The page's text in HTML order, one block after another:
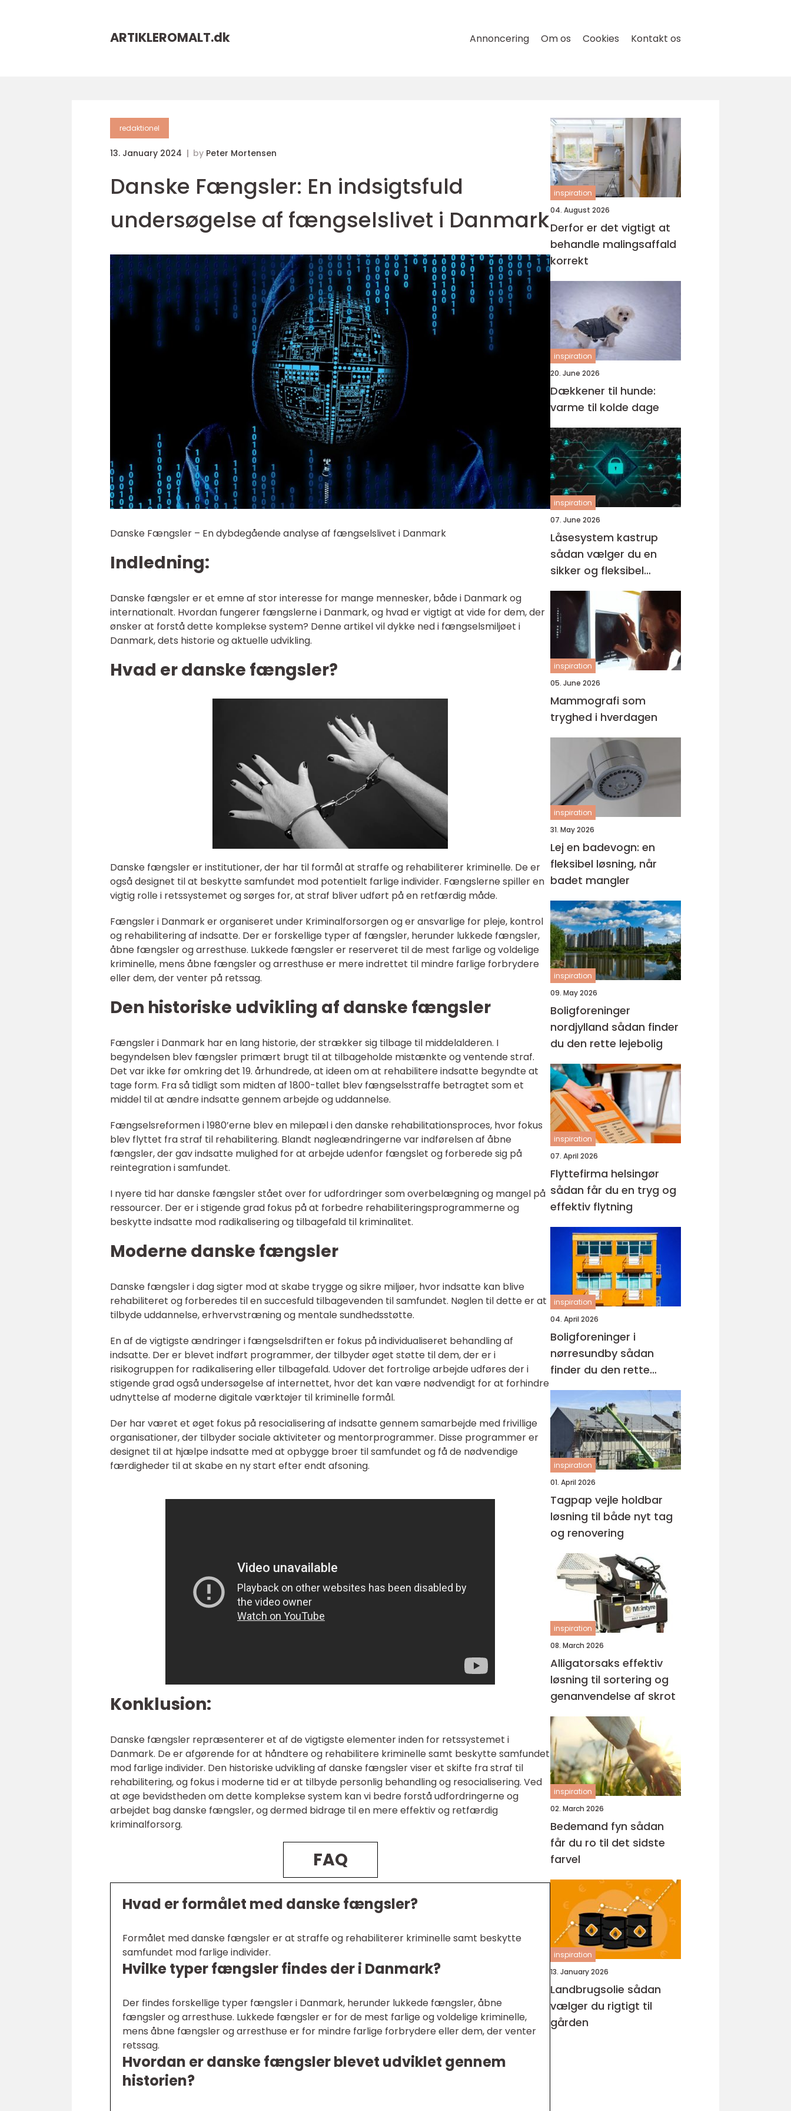
ARTIKLEROMALT.dk Annoncering Om os Cookies Kontakt os
redaktionel
13. January 2024 by Peter Mortensen
Danske Fængsler: En indsigtsfuld
undersøgelse af fængselslivet i Danmark
Danske Fængsler – En dybdegående analyse af fængselslivet i Danmark
Indledning:
Danske fængsler er et emne af stor interesse for mange mennesker, både i Danmark og
internationalt. Hvordan fungerer fængslerne i Danmark, og hvad er vigtigt at vide for dem, der
ønsker at forstå dette komplekse system? Denne artikel vil dykke ned i fængselsmiljøet i
Danmark, dets historie og aktuelle udvikling.
Hvad er danske fængsler?
Danske fængsler er institutioner, der har til formål at straffe og rehabiliterer kriminelle. De er
også designet til at beskytte samfundet mod potentielt farlige individer. Fængslerne spiller en
vigtig rolle i retssystemet og sørges for, at straf bliver udført på en retfærdig måde.
Fængsler i Danmark er organiseret under Kriminalforsorgen og er ansvarlige for pleje, kontrol
og rehabilitering af indsatte. Der er forskellige typer af fængsler, herunder lukkede fængsler,
åbne fængsler og arresthuse. Lukkede fængsler er reserveret til de mest farlige og voldelige
kriminelle, mens åbne fængsler og arresthuse er mere indrettet til mindre farlige forbrydere
eller dem, der venter på retssag.
Den historiske udvikling af danske fængsler
Fængsler i Danmark har en lang historie, der strækker sig tilbage til middelalderen. I
begyndelsen blev fængsler primært brugt til at tilbageholde mistænkte og ventende straf.
Det var ikke før omkring det 19. århundrede, at ideen om at rehabilitere indsatte begyndte at
tage form. Fra så tidligt som midten af 1800-tallet blev fængselsstraffe betragtet som et
middel til at ændre indsatte gennem arbejde og uddannelse.
Fængselsreformen i 1980’erne blev en milepæl i den danske rehabilitationsproces, hvor fokus
blev flyttet fra straf til rehabilitering. Blandt nøgleændringerne var indførelsen af åbne
fængsler, der gav indsatte mulighed for at arbejde udenfor fængslet og forberede sig på
reintegration i samfundet.
I nyere tid har danske fængsler stået over for udfordringer som overbelægning og mangel på
ressourcer. Der er i stigende grad fokus på at forbedre rehabiliteringsprogrammerne og
beskytte indsatte mod radikalisering og tilbagefald til kriminalitet.
Moderne danske fængsler
Danske fængsler i dag sigter mod at skabe trygge og sikre miljøer, hvor indsatte kan blive
rehabiliteret og forberedes til en succesfuld tilbagevenden til samfundet. Nøglen til dette er at
tilbyde uddannelse, erhvervstræning og mentale sundhedsstøtte.
En af de vigtigste ændringer i fængselsdriften er fokus på individualiseret behandling af
indsatte. Der er blevet indført programmer, der tilbyder øget støtte til dem, der er i
risikogruppen for radikalisering eller tilbagefald. Udover det fortrolige arbejde udføres der i
stigende grad også undersøgelse af internettet, hvor det kan være nødvendigt for at forhindre
udnyttelse af moderne digitale værktøjer til kriminelle formål.
Der har været et øget fokus på resocialisering af indsatte gennem samarbejde med frivillige
organisationer, der tilbyder sociale aktiviteter og mentorprogrammer. Disse programmer er
designet til at hjælpe indsatte med at opbygge broer til samfundet og få de nødvendige
færdigheder til at skabe en ny start efter endt afsoning.
Konklusion:
Danske fængsler repræsenterer et af de vigtigste elementer inden for retssystemet i
Danmark. De er afgørende for at håndtere og rehabilitere kriminelle samt beskytte samfundet
mod farlige individer. Den historiske udvikling af danske fængsler viser et skifte fra straf til
rehabilitering, og fokus i moderne tid er at tilbyde personlig behandling og resocialisering. Ved
at øge bevidstheden om dette komplekse system kan vi bedre forstå udfordringerne og
arbejdet bag danske fængsler, og dermed bidrage til en mere effektiv og retfærdig
kriminalforsorg.
FAQ
Hvad er formålet med danske fængsler?
Formålet med danske fængsler er at straffe og rehabiliterer kriminelle samt beskytte
samfundet mod farlige individer.
Hvilke typer fængsler findes der i Danmark?
Der findes forskellige typer fængsler i Danmark, herunder lukkede fængsler, åbne
fængsler og arresthuse. Lukkede fængsler er for de mest farlige og voldelige kriminelle,
mens åbne fængsler og arresthuse er for mindre farlige forbrydere eller dem, der venter
retssag.
Hvordan er danske fængsler blevet udviklet gennem
historien?
inspiration
04. August 2026
Derfor er det vigtigt at
behandle malingsaffald
korrekt
inspiration
20. June 2026
Dækkener til hunde:
varme til kolde dage
inspiration
07. June 2026
Låsesystem kastrup
sådan vælger du en
sikker og fleksibel
løsning
inspiration
05. June 2026
Mammografi som
tryghed i hverdagen
inspiration
31. May 2026
Lej en badevogn: en
fleksibel løsning, når
badet mangler
inspiration
09. May 2026
Boligforeninger
nordjylland sådan finder
du den rette lejebolig
inspiration
07. April 2026
Flyttefirma helsingør
sådan får du en tryg og
effektiv flytning
inspiration
04. April 2026
Boligforeninger i
nørresundby sådan
finder du den rette
lejebolig
inspiration
01. April 2026
Tagpap vejle holdbar
løsning til både nyt tag
og renovering
inspiration
08. March 2026
Alligatorsaks effektiv
løsning til sortering og
genanvendelse af skrot
inspiration
02. March 2026
Bedemand fyn sådan
får du ro til det sidste
farvel
inspiration
13. January 2026
Landbrugsolie sådan
vælger du rigtigt til
gården